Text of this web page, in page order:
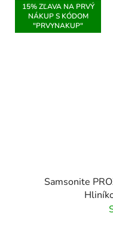
15% ZĽAVA NA PRVÝ
NÁKUP S KÓDOM
"PRVYNAKUP"
Samsonite